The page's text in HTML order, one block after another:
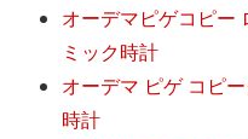
オーデマピゲコピー
ミック時計
オーデマ ピゲ コピ
時計